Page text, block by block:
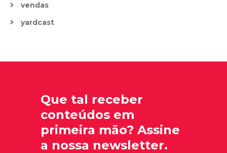
vendas
yardcast
Que tal receber
conteúdos em
primeira mão? Assine
a nossa newsletter.